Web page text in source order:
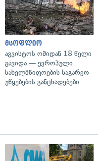
მსოფლიო
აგვისტოს ომიდან 18 წელი
გავიდა — ევროპული
სახელმწიფოების საგარეო
უწყებების განცხადებები